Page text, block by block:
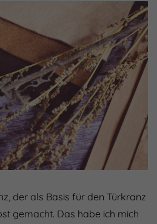
der als Basis für den Türkranz
gemacht. Das habe ich mich